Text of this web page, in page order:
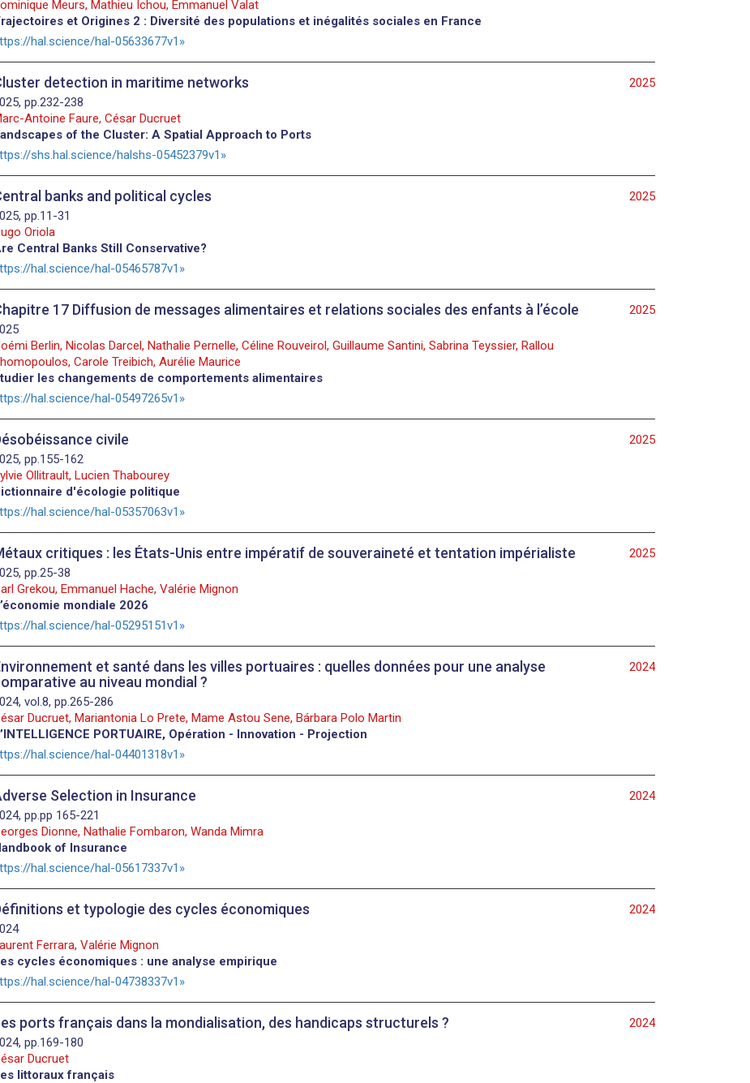
Meurs, Mathieu Ichou, Emmanuel Valat
et Origines 2 : Diversité des populations et inégalités sociales en France
hal.science/hal-05633677v1
2025
detection in maritime networks
pp.232-238
Antoine Faure, César Ducruet
of the Cluster: A Spatial Approach to Ports
shs.hal.science/halshs-05452379v1
2025
banks and political cycles
pp.11-31
Oriola
Central Banks Still Conservative?
hal.science/hal-05465787v1
2025
17 Diffusion de messages alimentaires et relations sociales des enfants à l’école
Berlin, Nicolas Darcel, Nathalie Pernelle, Céline Rouveirol, Guillaume Santini, Sabrina Teyssier, Rallou
Carole Treibich, Aurélie Maurice
les changements de comportements alimentaires
hal.science/hal-05497265v1
2025
civile
pp.155-162
Ollitrault, Lucien Thabourey
d'écologie politique
hal.science/hal-05357063v1
2025
critiques : les États-Unis entre impératif de souveraineté et tentation impérialiste
pp.25-38
Grekou, Emmanuel Hache, Valérie Mignon
mondiale 2026
hal.science/hal-05295151v1
2024
et santé dans les villes portuaires : quelles données pour une analyse
au niveau mondial ?
vol.8, pp.265-286
Ducruet, Mariantonia Lo Prete, Mame Astou Sene, Bárbara Polo Martin
PORTUAIRE, Opération - Innovation - Projection
hal.science/hal-04401318v1
2024
Selection in Insurance
pp.pp 165-221
Dionne, Nathalie Fombaron, Wanda Mimra
of Insurance
hal.science/hal-05617337v1
2024
et typologie des cycles économiques
Ferrara, Valérie Mignon
cycles économiques : une analyse empirique
hal.science/hal-04738337v1
2024
ports français dans la mondialisation, des handicaps structurels ?
pp.169-180
Ducruet
littoraux français